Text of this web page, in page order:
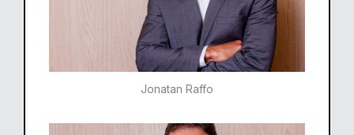
Jonatan Raffo